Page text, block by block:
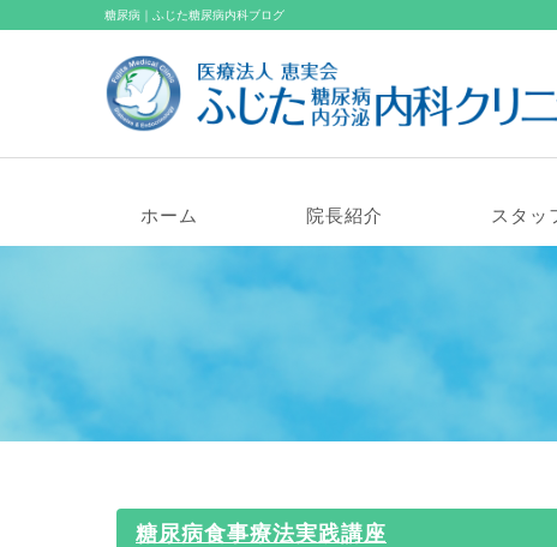
糖尿病｜ふじた糖尿病内科ブログ
ホーム 院長紹介 スタッ
糖尿病食事療法実践講座